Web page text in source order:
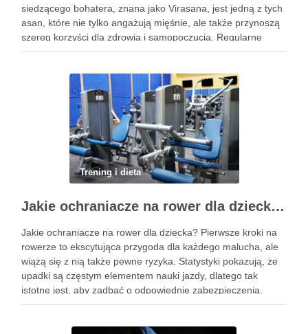
siedzącego bohatera, znana jako Virasana, jest jedną z tych
asan, które nie tylko angażują mięśnie, ale także przynoszą
szereg korzyści dla zdrowia i samopoczucia. Regularne
praktykowanie tej pozycji może poprawić elastyczność
Trening i dieta
Jakie ochraniacze na rower dla dziecka wybrać? Praktyczny poradnik
Jakie ochraniacze na rower dla dziecka? Pierwsze kroki na
rowerze to ekscytująca przygoda dla każdego malucha, ale
wiążą się z nią także pewne ryzyka. Statystyki pokazują, że
upadki są częstym elementem nauki jazdy, dlatego tak
istotne jest, aby zadbać o odpowiednie zabezpieczenia.
Ochraniacze na rower dla dzieci stanowią kluczowy element